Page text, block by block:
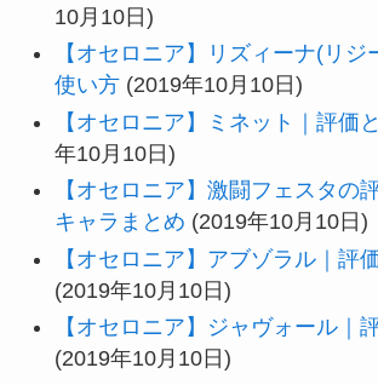
10月10日)
【オセロニア】リズィーナ(リジ
使い方 (2019年10月10日)
【オセロニア】ミネット｜評価
年10月10日)
【オセロニア】激闘フェスタの
キャラまとめ (2019年10月10日)
【オセロニア】アブゾラル｜評
(2019年10月10日)
【オセロニア】ジャヴォール｜
(2019年10月10日)